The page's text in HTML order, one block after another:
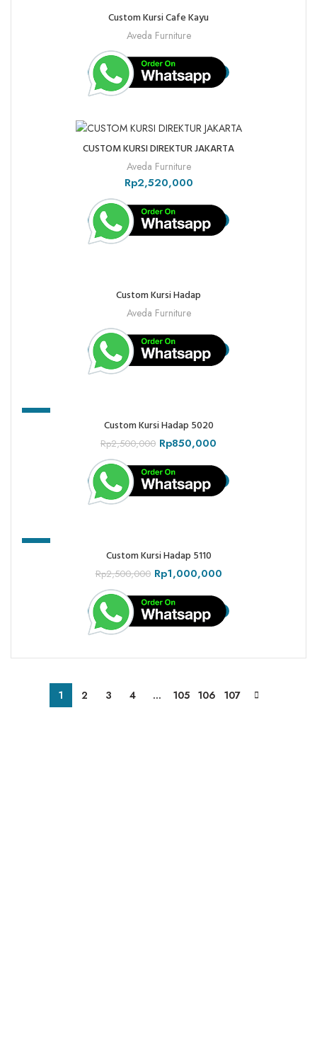
Custom Kursi Cafe Kayu
Aveda Furniture
CUSTOM KURSI DIREKTUR JAKARTA
Aveda Furniture
Rp2,520,000
Custom Kursi Hadap
Aveda Furniture
-66%
Custom Kursi Hadap 5020
Rp2,500,000 Rp850,000
-60%
Custom Kursi Hadap 5110
Rp2,500,000 Rp1,000,000
1 2 3 4 … 105 106 107